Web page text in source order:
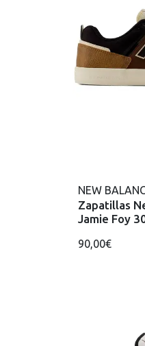
NEW
Zapatillas
Jamie Foy
90,00€